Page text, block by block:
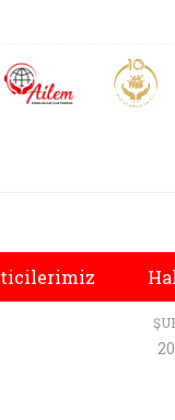
açılır)
Aile (yeni sekmede açılır)
AİLEM İletişim
(İUP)